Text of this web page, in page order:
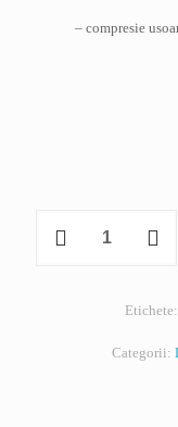
– compresie
Categorii:
Etichete: